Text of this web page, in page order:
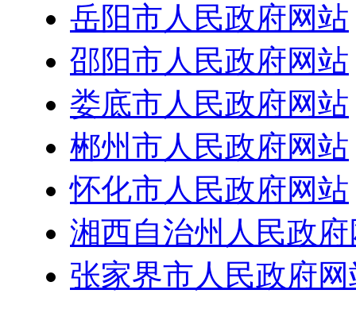
岳阳市人民政府网站
邵阳市人民政府网站
娄底市人民政府网站
郴州市人民政府网站
怀化市人民政府网站
湘西自治州人民政
张家界市人民政府网